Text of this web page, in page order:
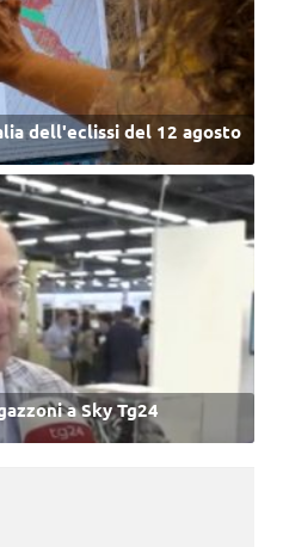
dell'eclissi del 12 agosto
a Sky Tg24